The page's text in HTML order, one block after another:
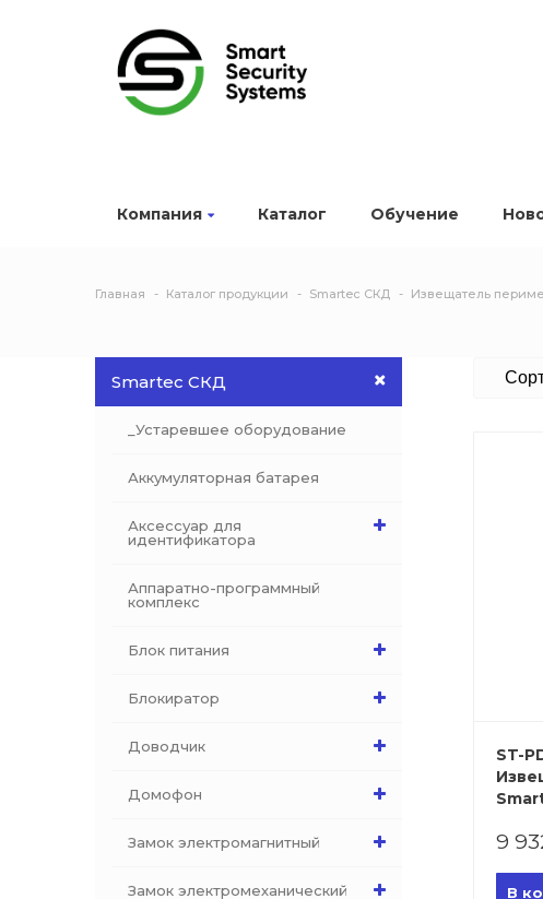
Компания Каталог Обучение
Главная Каталог продукции Smartec СКД Извещатель
Smartec СКД
_Устаревшее оборудование
Аккумуляторная батарея
Аксессуар для
идентификатора
Аппаратно-программный
комплекс
Блок питания
Блокиратор
Доводчик
Домофон
Замок электромагнитный
Замок электромеханический
ST-
9
В